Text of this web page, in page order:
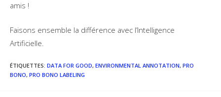
amis !
Faisons ensemble la différence avec l’Intelligence
Artificielle.
ÉTIQUETTES: DATA FOR GOOD, ENVIRONMENTAL ANNOTATION, PRO
BONO, PRO BONO LABELING